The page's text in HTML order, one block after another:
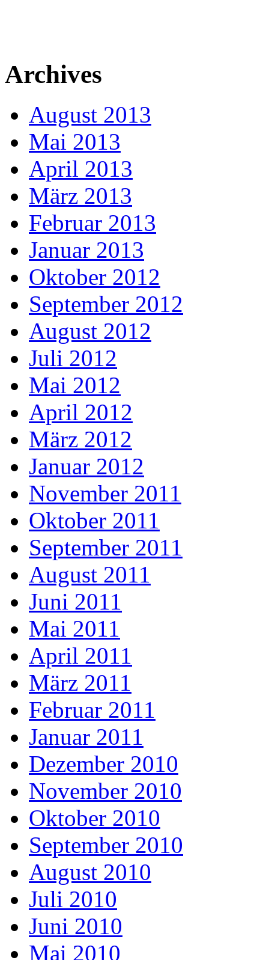
Archives
August 2013
Mai 2013
April 2013
März 2013
Februar 2013
Januar 2013
Oktober 2012
September 2012
August 2012
Juli 2012
Mai 2012
April 2012
März 2012
Januar 2012
November 2011
Oktober 2011
September 2011
August 2011
Juni 2011
Mai 2011
April 2011
März 2011
Februar 2011
Januar 2011
Dezember 2010
November 2010
Oktober 2010
September 2010
August 2010
Juli 2010
Juni 2010
Mai 2010